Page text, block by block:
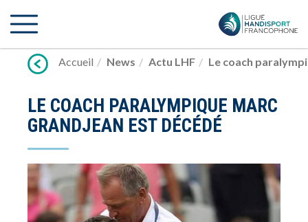
vers
Accueil
News Actu LHF Le coach
LE COACH PARALYMPIQUE MARC
GRANDJEAN EST DÉCÉDÉ